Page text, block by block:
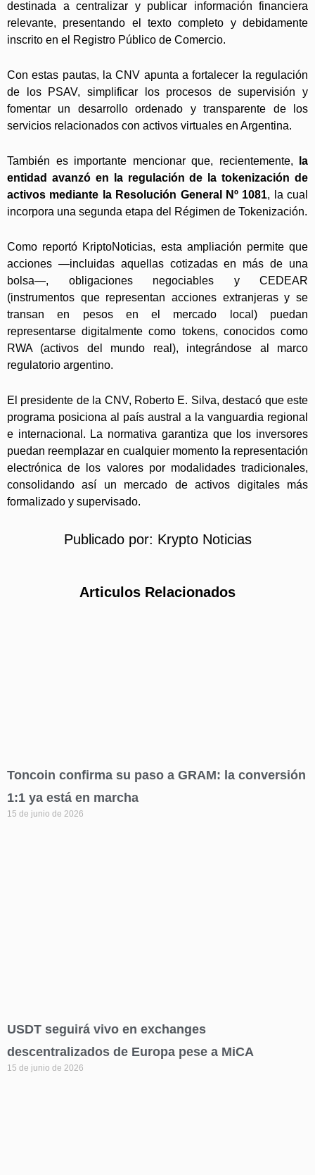
destinada a centralizar y publicar información financiera
relevante, presentando el texto completo y debidamente
inscrito en el Registro Público de Comercio.
Con estas pautas, la CNV apunta a fortalecer la regulación
de los PSAV, simplificar los procesos de supervisión y
fomentar un desarrollo ordenado y transparente de los
servicios relacionados con activos virtuales en Argentina.
También es importante mencionar que, recientemente,
la
entidad avanzó en la regulación de la tokenización de
activos mediante la Resolución General Nº 1081, la cual
incorpora una segunda etapa del Régimen de Tokenización.
Como reportó KriptoNoticias, esta ampliación permite que
acciones —incluidas aquellas cotizadas en más de una
bolsa—, obligaciones negociables y CEDEAR
(instrumentos que representan acciones extranjeras y se
transan en pesos en el mercado local) puedan
representarse digitalmente como tokens, conocidos como
RWA (activos del mundo real), integrándose al marco
regulatorio argentino.
El presidente de la CNV, Roberto E. Silva, destacó que este
programa posiciona al país austral a la vanguardia regional
e internacional. La normativa garantiza que los inversores
puedan reemplazar en cualquier momento la representación
electrónica de los valores por modalidades tradicionales,
consolidando así un mercado de activos digitales más
formalizado y supervisado.
Publicado por: Krypto Noticias
Articulos Relacionados
Toncoin confirma su paso a GRAM: la conversión
1:1 ya está en marcha
15 de junio de 2026
USDT seguirá vivo en exchanges
descentralizados de Europa pese a MiCA
15 de junio de 2026